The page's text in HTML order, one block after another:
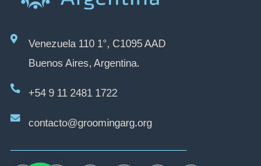
Venezuela 110 1°, C1095 AAD
Buenos Aires, Argentina.
+54 9 11 2481 1722
contacto@groomingarg.org
Grooming Argentina
¿En qué podemos ayudarte?